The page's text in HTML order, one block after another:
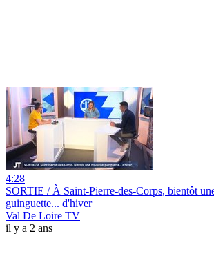
4:28
SORTIE / À Saint-Pierre-des-Corps, bientôt
guinguette... d'hiver
Val De Loire TV
il y a 2 ans